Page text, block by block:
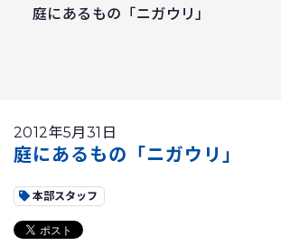
庭にあるもの「ニガウリ」
2012年5月31日
庭にあるもの「ニガウリ」
本部スタッフ